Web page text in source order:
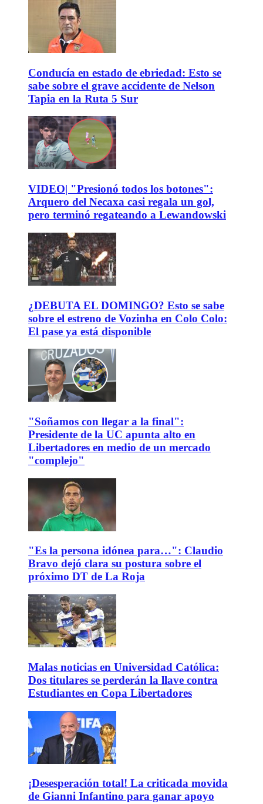
Conducía en estado de ebriedad: Esto se
sabe sobre el grave accidente de Nelson
Tapia en la Ruta 5 Sur
VIDEO| "Presionó todos los botones":
Arquero del Necaxa casi regala un gol,
pero terminó regateando a Lewandowski
¿DEBUTA EL DOMINGO? Esto se sabe
sobre el estreno de Vozinha en Colo Colo:
El pase ya está disponible
"Soñamos con llegar a la final":
Presidente de la UC apunta alto en
Libertadores en medio de un mercado
"complejo"
"Es la persona idónea para…": Claudio
Bravo dejó clara su postura sobre el
próximo DT de La Roja
Malas noticias en Universidad Católica:
Dos titulares se perderán la llave contra
Estudiantes en Copa Libertadores
¡Desesperación total! La criticada movida
de Gianni Infantino para ganar apoyo